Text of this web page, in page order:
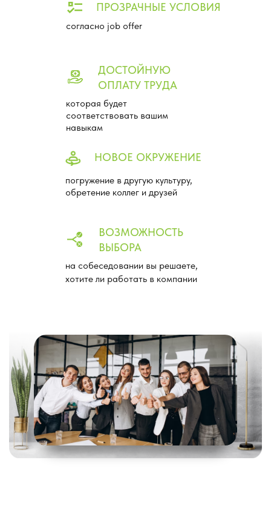
погружение в другую культуру,
обретение коллег и друзей
НОВОЕ ОКРУЖЕНИЕ
которая будет
соответствовать вашим
навыкам
ДОСТОЙНУЮ
ОПЛАТУ ТРУДА
на собеседовании вы решаете,
хотите ли работать в компании
ВОЗМОЖНОСТЬ
ВЫБОРА
согласно job offer
ПРОЗРАЧНЫЕ УСЛОВИЯ